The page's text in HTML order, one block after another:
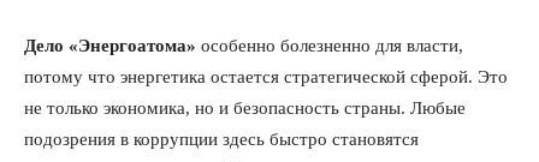
Дело «Энергоатома» особенно болезненно для власти,
потому что энергетика остается стратегической сферой. Это
не только экономика, но и безопасность страны. Любые
подозрения в коррупции здесь быстро становятся